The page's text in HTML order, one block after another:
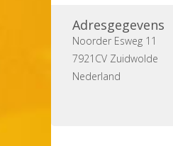
Adresgegevens
Noorder Esweg 11
7921CV Zuidwolde
Nederland